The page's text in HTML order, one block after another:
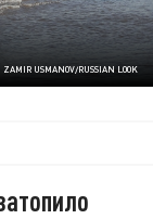
ZAMIR USMANOV/RUSSIAN LOOK